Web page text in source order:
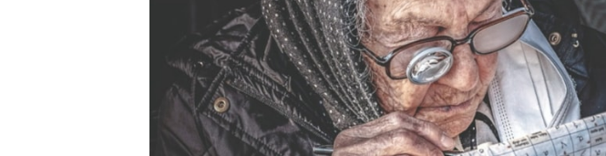
Bu yıl ‘Hayata Dair’ temasıyla
‘Kadın Gözüyle Hayattan
yarışmasının kazananları